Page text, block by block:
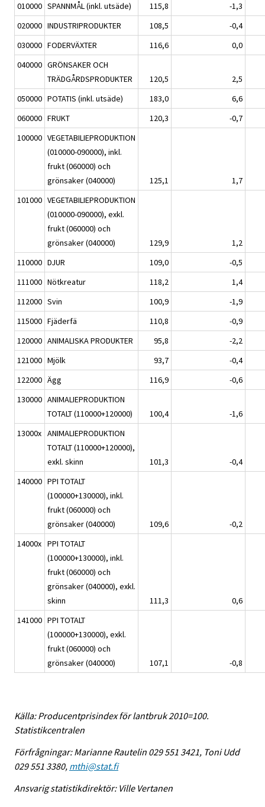
010000 SPANNMÅL (inkl. utsäde) 115,8
-1,3
020000 INDUSTRIPRODUKTER 108,5
-0,4
030000 FODERVÄXTER 116,6
0,0
040000 GRÖNSAKER OCH
TRÄDGÅRDSPRODUKTER
120,5
2,5
050000 POTATIS (inkl. utsäde) 183,0
6,6
060000 FRUKT 120,3
-0,7
100000 VEGETABILIEPRODUKTION
(010000-090000), inkl.
frukt (060000) och
grönsaker (040000)
125,1
1,7
101000 VEGETABILIEPRODUKTION
(010000-090000), exkl.
frukt (060000) och
grönsaker (040000)
129,9
1,2
110000 DJUR 109,0
-0,5
111000 Nötkreatur 118,2
1,4
112000 Svin 100,9
-1,9
115000 Fjäderfä 110,8
-0,9
120000 ANIMALISKA PRODUKTER 95,8
-2,2
121000 Mjölk 93,7
-0,4
122000 Ägg 116,9
-0,6
130000 ANIMALIEPRODUKTION
TOTALT (110000+120000)
100,4
-1,6
13000x ANIMALIEPRODUKTION
TOTALT (110000+120000),
exkl. skinn
101,3
-0,4
140000 PPI TOTALT
(100000+130000), inkl.
frukt (060000) och
grönsaker (040000)
109,6
-0,2
14000x PPI TOTALT
(100000+130000), inkl.
frukt (060000) och
grönsaker (040000), exkl.
skinn
111,3
0,6
141000 PPI TOTALT
(100000+130000), exkl.
frukt (060000) och
grönsaker (040000)
107,1 -0,8
Källa: Producentprisindex för lantbruk 2010=100.
Statistikcentralen
Förfrågningar: Marianne Rautelin 029 551 3421, Toni Udd
029 551 3380, mthi@stat.fi
Ansvarig statistikdirektör: Ville Vertanen